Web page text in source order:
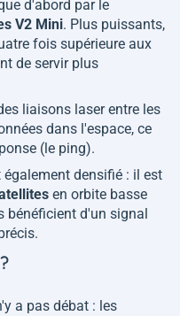
d'abord par le
V2 Mini. Plus puissants,
fois supérieure aux
de servir plus
liaisons laser entre les
dans l'espace, ce
(le ping).
densifié : il est
en orbite basse
bénéficient d'un signal
a pas débat : les